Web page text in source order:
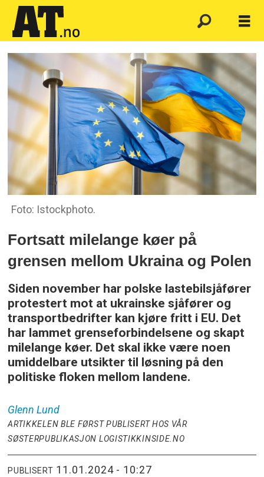
Foto: Istockphoto.
Fortsatt milelange køer på
grensen mellom Ukraina og Polen
Siden november har polske lastebilsjåfører
protestert mot at ukrainske sjåfører og
transportbedrifter kan kjøre fritt i EU. Det
har lammet grenseforbindelsene og skapt
milelange køer. Det skal ikke være noen
umiddelbare utsikter til løsning på den
politiske floken mellom landene.
Glenn Lund
ARTIKKELEN BLE FØRST PUBLISERT HOS VÅR
SØSTERPUBLIKASJON LOGISTIKKINSIDE.NO
PUBLISERT 11.01.2024 - 10:27